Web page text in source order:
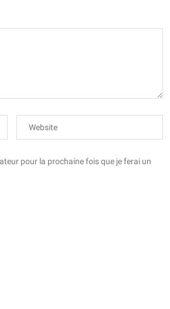
pour la prochaine fois que je ferai un